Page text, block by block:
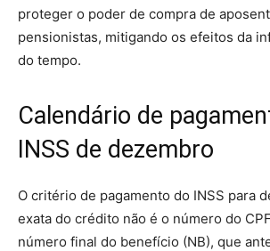
proteger o poder de compra de
pensionistas, mitigando os efeitos da
do tempo.
Calendário de
INSS de dezembro
O critério de pagamento do INSS para
exata do crédito não é o número do
número final do benefício (NB), que